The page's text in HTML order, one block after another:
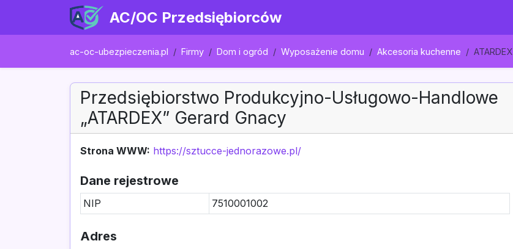
AC/OC Przedsiębiorców
ac-oc-ubezpieczenia.pl Firmy Dom i ogród Wyposażenie domu Akcesoria kuchenne ATARDEX
Przedsiębiorstwo Produkcyjno-Usługowo-Handlowe
„ATARDEX” Gerard Gnacy
Strona WWW: https://sztucce-jednorazowe.pl/
Dane rejestrowe
NIP 7510001002
Adres